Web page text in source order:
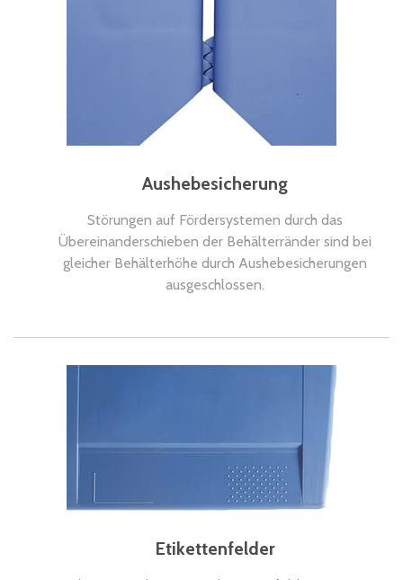
Aushebesicherung
Störungen auf Fördersystemen durch das
Übereinanderschieben der Behälterränder sind bei
gleicher Behälterhöhe durch Aushebesicherungen
ausgeschlossen.
Etikettenfelder